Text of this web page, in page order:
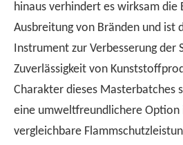
hinaus verhindert es wirksam die
Ausbreitung von Bränden und ist
Instrument zur Verbesserung der
Zuverlässigkeit von
Charakter dieses Masterbatches
eine umweltfreundlichere Option
vergleichbare